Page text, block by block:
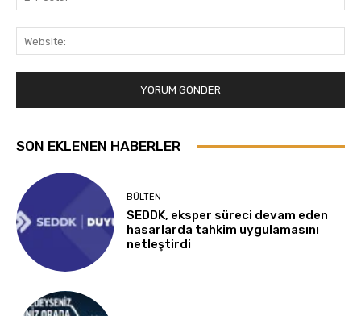
SON EKLENEN HABERLER
BÜLTEN
SEDDK, eksper süreci devam eden
hasarlarda tahkim uygulamasını
netleştirdi